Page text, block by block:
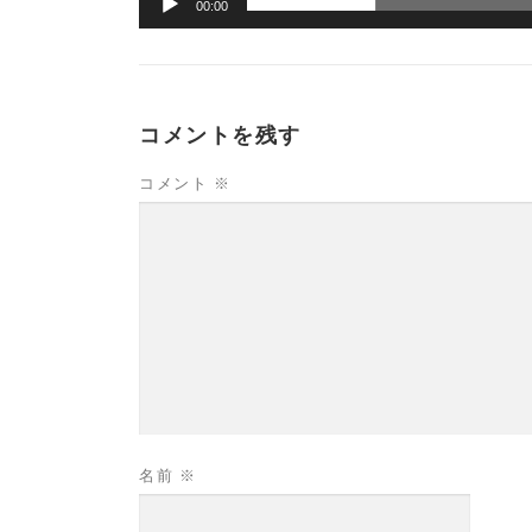
00:00
コメントを残す
コメント ※
名前 ※